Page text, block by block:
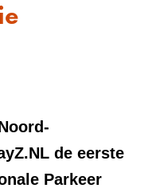
de eerste
Parkeer